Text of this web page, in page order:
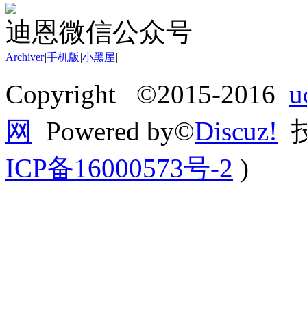
迪恩微信公众号
Archiver|手机版 |小黑屋|
Copyright ©2015-2016
网
Powered by©Discuz!
ICP备16000573号-2 )